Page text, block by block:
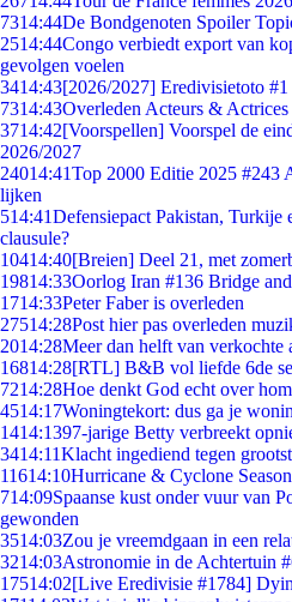
7314:44De Bondgenoten Spoiler
2514:44Congo verbiedt export van
gevolgen voelen
3414:43[2026/2027] Eredivisietoto #1
7314:43Overleden Acteurs &
3714:42[Voorspellen] Voorspel de
2026/2027
24014:41Top 2000 Editie 2025 #243
lijken
514:41Defensiepact Pakistan, Turkije
clausule?
10414:40[Breien] Deel 21, met
19814:33Oorlog Iran #136 Bridge
1714:33Peter Faber is overleden
27514:28Post hier pas overleden
2014:28Meer dan helft van verkochte
16814:28[RTL] B&B vol liefde 6de
7214:28Hoe denkt God echt over
4514:17Woningtekort: dus ga je
1414:1397-jarige Betty verbreekt
3414:11Klacht ingediend tegen
11614:10Hurricane & Cyclone
714:09Spaanse kust onder vuur van
gewonden
3514:03Zou je vreemdgaan in een
3214:03Astronomie in de Achtertuin
17514:02[Live Eredivisie #1784]